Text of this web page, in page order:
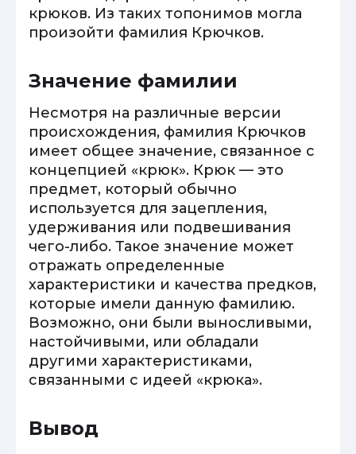
крюков. Из таких топонимов могла
произойти фамилия Крючков.
Значение фамилии
Несмотря на различные версии
происхождения, фамилия Крючков
имеет общее значение, связанное с
концепцией «крюк». Крюк — это
предмет, который обычно
используется для зацепления,
удерживания или подвешивания
чего-либо. Такое значение может
отражать определенные
характеристики и качества предков,
которые имели данную фамилию.
Возможно, они были выносливыми,
настойчивыми, или обладали
другими характеристиками,
связанными с идеей «крюка».
Вывод